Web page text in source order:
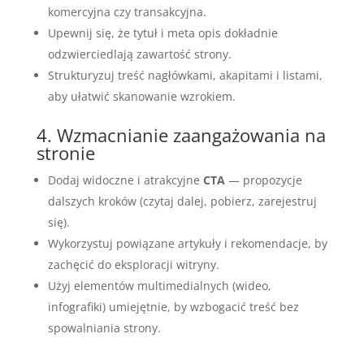
komercyjna czy transakcyjna.
Upewnij się, że tytuł i meta opis dokładnie
odzwierciedlają zawartość strony.
Strukturyzuj treść nagłówkami, akapitami i listami,
aby ułatwić skanowanie wzrokiem.
4. Wzmacnianie zaangażowania na
stronie
Dodaj widoczne i atrakcyjne CTA— propozycje
dalszych kroków (czytaj dalej, pobierz, zarejestruj
się).
Wykorzystuj powiązane artykuły i rekomendacje, by
zachęcić do eksploracji witryny.
Użyj elementów multimedialnych (wideo,
infografiki) umiejętnie, by wzbogacić treść bez
spowalniania strony.